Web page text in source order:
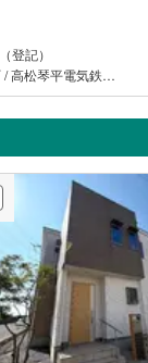
（登記）
香川県高松市三条町 / 高松琴平電気鉄道琴平線 「伏石」駅 徒歩8分